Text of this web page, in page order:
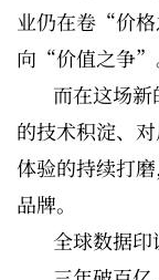
业仍在卷“价
向“价值之争”
而在这场
的技术积淀、
体验的持续打
品牌。
全球数据